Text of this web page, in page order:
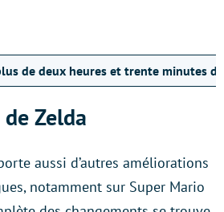
de deux heures et trente minutes
Zelda
aussi d’autres améliorations
notamment sur Super Mario